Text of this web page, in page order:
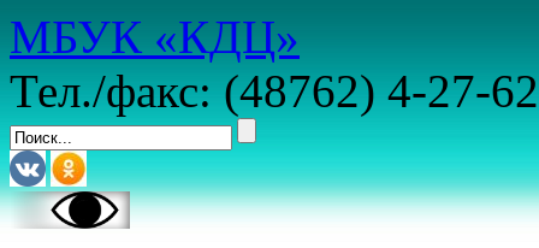
МБУК «КДЦ»
Тел./факс: (48762) 4-27-62